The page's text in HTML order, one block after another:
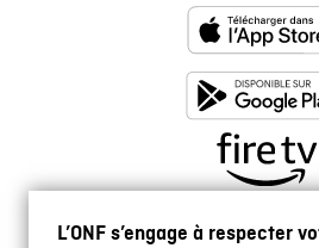
L’ONF s’engage à respecter